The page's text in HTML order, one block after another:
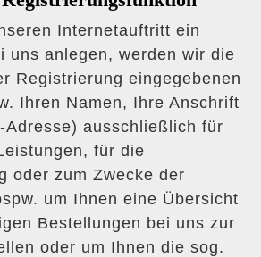
Internetauftritt ein
uns anlegen, werden wir die
Registrierung eingegebenen
Ihren Namen, Ihre Anschrift
Adresse) ausschließlich für
für die
oder zum Zwecke der
um Ihnen eine Übersicht
Bestellungen bei uns zur
oder um Ihnen die sog.